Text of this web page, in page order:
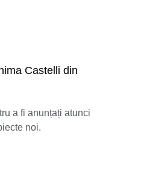
Castelli din
a fi anunțați atunci
noi.